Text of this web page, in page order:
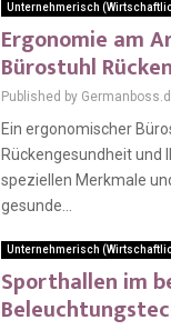
Unternehmerisch
Ergonomie am
Bürostuhl
Published by
Ein ergonomischer
Rückengesundheit und
speziellen Merkmale
gesunde...
Unternehmerisch
Sporthallen im